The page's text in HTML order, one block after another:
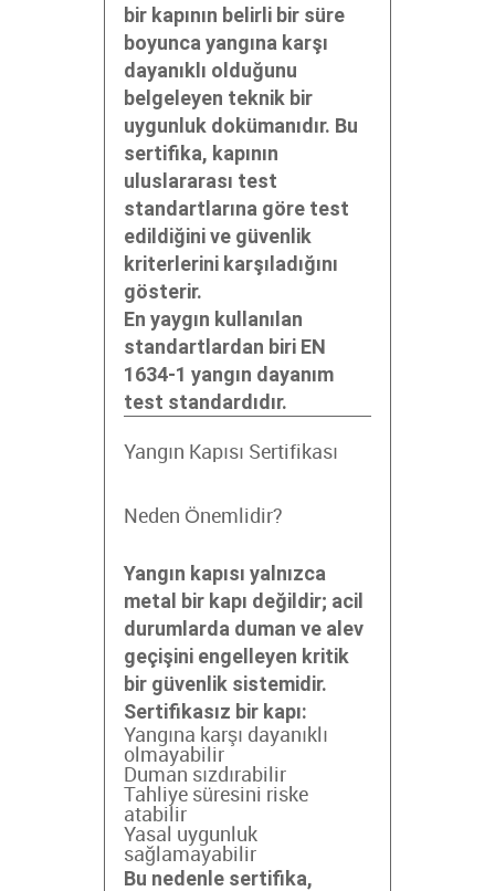
bir kapının belirli bir süre
boyunca yangına karşı
dayanıklı olduğunu
belgeleyen teknik bir
uygunluk dokümanıdır. Bu
sertifika, kapının
uluslararası test
standartlarına göre test
edildiğini ve güvenlik
kriterlerini karşıladığını
gösterir.
En yaygın kullanılan
standartlardan biri EN
1634-1 yangın dayanım
test standardıdır.
Yangın Kapısı Sertifikası
Neden Önemlidir?
Yangın kapısı yalnızca
metal bir kapı değildir; acil
durumlarda duman ve alev
geçişini engelleyen kritik
bir güvenlik sistemidir.
Sertifikasız bir kapı:
Yangına karşı dayanıklı
olmayabilir
Duman sızdırabilir
Tahliye süresini riske
atabilir
Yasal uygunluk
sağlamayabilir
Bu nedenle sertifika,